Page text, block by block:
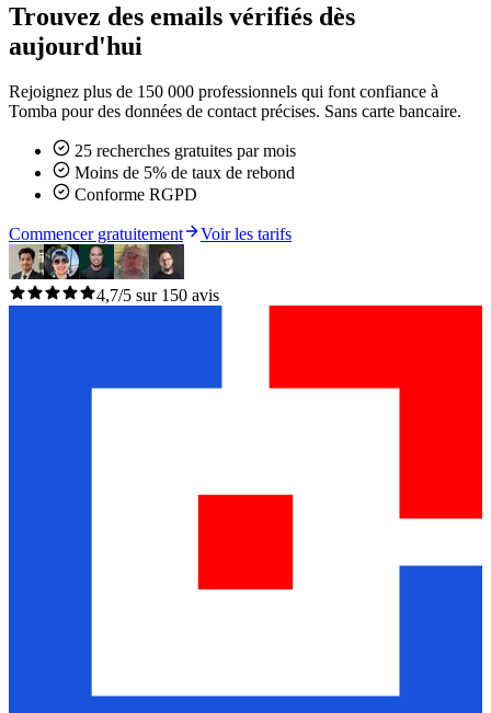
Trouvez des emails vérifiés dès
aujourd'hui
Rejoignez plus de 150 000 professionnels qui font confiance à
Tomba pour des données de contact précises. Sans carte bancaire.
25 recherches gratuites par mois
Moins de 5% de taux de rebond
Conforme RGPD
Commencer gratuitement Voir les tarifs
4,7/5 sur 150 avis